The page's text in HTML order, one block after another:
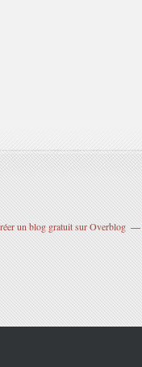
un blog gratuit sur Overblog